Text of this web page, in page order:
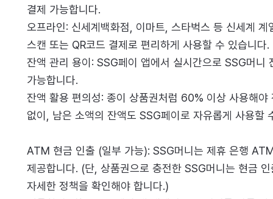
결제 가능합니다.
오프라인: 신세계백화점, 이마트, 스타벅스 등 신세계
스캔 또는 QR코드 결제로 편리하게 사용할 수 있습니다.
잔액 관리 용이: SSG페이 앱에서 실시간으로 SSG머니
가능합니다.
잔액 활용 편의성: 종이 상품권처럼 60% 이상 사용해
없이, 남은 소액의 잔액도 SSG페이로 자유롭게 사용할
ATM 현금 인출 (일부 가능): SSG머니는 제휴 은행
제공합니다. (단, 상품권으로 충전한 SSG머니는 현금
자세한 정책을 확인해야 합니다.)